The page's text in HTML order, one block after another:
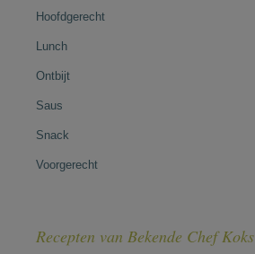
Hoofdgerecht
Lunch
Ontbijt
Saus
Snack
Voorgerecht
Recepten van Bekende Chef Koks